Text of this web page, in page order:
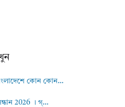
কোন কোন...
2026 । গ্...